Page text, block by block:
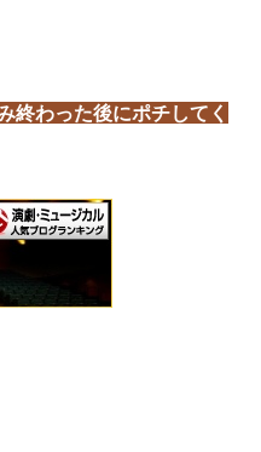
終わった後にポチしてく